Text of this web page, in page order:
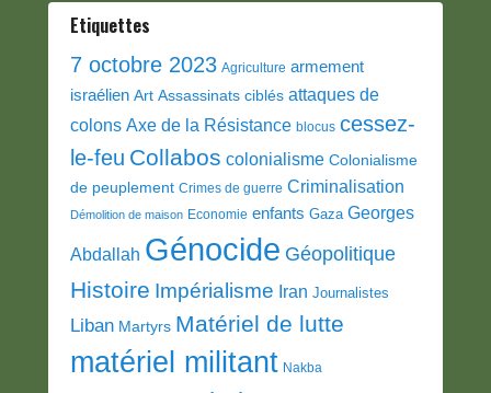
Etiquettes
7 octobre 2023 Agriculture armement
israélien Art Assassinats ciblés attaques de
colons Axe de la Résistance blocus cessez-
le-feu Collabos colonialisme Colonialisme
de peuplement Crimes de guerre Criminalisation
Démolition de maison Economie enfants Gaza Georges
Abdallah Génocide Géopolitique
Histoire Impérialisme Iran Journalistes
Liban Martyrs Matériel de lutte
matériel militant Nakba